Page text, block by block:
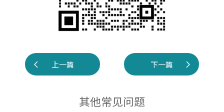
上一篇 下一篇
其他常见问题